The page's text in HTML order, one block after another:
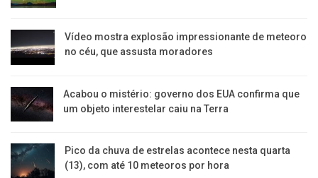
Vídeo mostra explosão impressionante de meteoro
no céu, que assusta moradores
Acabou o mistério: governo dos EUA confirma que
um objeto interestelar caiu na Terra
Pico da chuva de estrelas acontece nesta quarta
(13), com até 10 meteoros por hora